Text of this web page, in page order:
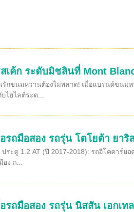
เค้ก ระดับมิชลินที่ Mont
กขนมหวานต้องไม่พลาด! เมื่อแบรนด์ขนมห
ไฮไลต์ระด...
รถมือสอง รถรุ่น โตโยต้า ยาริ
ประตู 1.2 AT (ปี 2017-2018): รถอีโคคา
ง ก...
รถมือสอง รถรุ่น นิสสัน เอกเท